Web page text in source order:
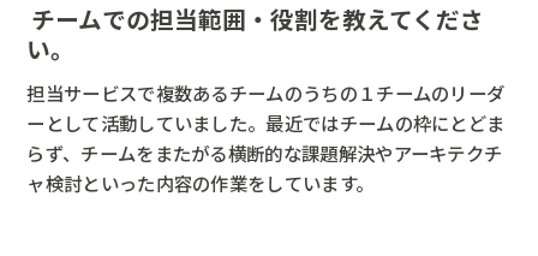
チームでの担当範囲・役割を教えてくださ
い。
担当サービスで複数あるチームのうちの１チームのリーダ
ーとして活動していました。最近ではチームの枠にとどま
らず、チームをまたがる横断的な課題解決やアーキテクチ
ャ検討といった内容の作業をしています。